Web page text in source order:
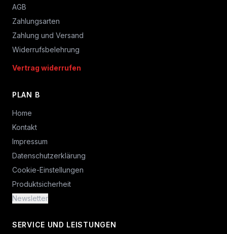
AGB
Zahlungsarten
Zahlung und Versand
Widerrufsbelehrung
Vertrag widerrufen
PLAN B
Home
Kontakt
Impressum
Datenschutzerklärung
Cookie-Einstellungen
Produktsicherheit
Newsletter
SERVICE UND LEISTUNGEN